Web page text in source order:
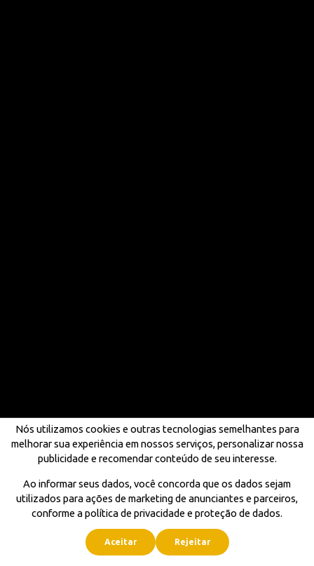
Nós utilizamos cookies e outras tecnologias semelhantes para
melhorar sua experiência em nossos serviços, personalizar nossa
publicidade e recomendar conteúdo de seu interesse.
Ao informar seus dados, você concorda que os dados sejam
utilizados para ações de marketing de anunciantes e parceiros,
conforme a política de privacidade e proteção de dados.
Aceitar Rejeitar